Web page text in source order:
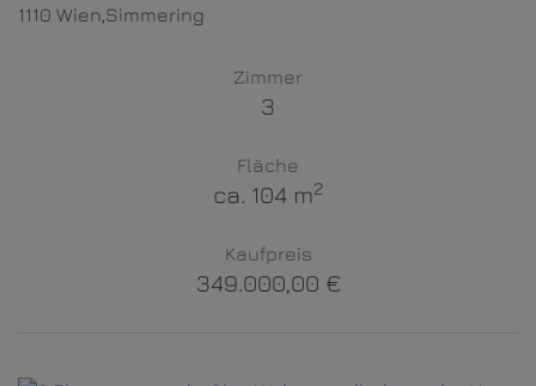
1110 Wien,Simmering
Zimmer
3
Fläche
ca. 104 m2
Kaufpreis
349.000,00 €